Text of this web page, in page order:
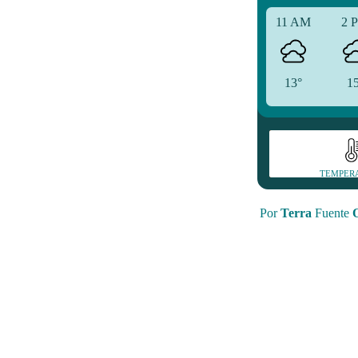
11 AM
13°
2
PorTerra Fuente